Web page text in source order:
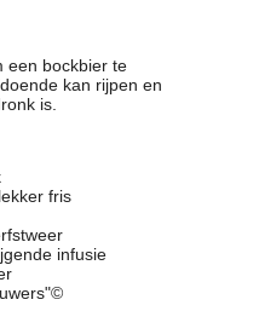
een bockbier te
kan rijpen en
is.
fris
infusie